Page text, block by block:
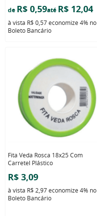
de R$ 0,59até R$ 12,04
à vista R$ 0,57economize 4% no
Boleto Bancário
Fita Veda Rosca 18x25 Com
Carretel Plástico
R$ 3,09
à vista R$ 2,97economize 4% no
Boleto Bancário